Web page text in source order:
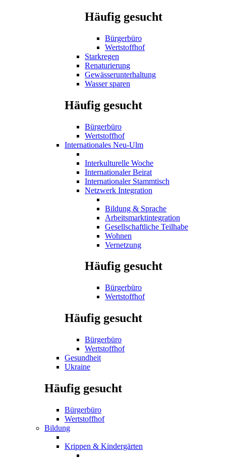
Häufig gesucht
Bürgerbüro
Wertstoffhof
Starkregen
Renaturierung
Gewässerunterhaltung
Wasser sparen
Häufig gesucht
Bürgerbüro
Wertstoffhof
Internationales Neu-Ulm
Interkulturelle Woche
Internationaler Beirat
Internationaler Stammtisch
Netzwerk Integration
Bildung & Sprache
Arbeitsmarktintegration
Gesellschaftliche Teilhabe
Wohnen
Vernetzung
Häufig gesucht
Bürgerbüro
Wertstoffhof
Häufig gesucht
Bürgerbüro
Wertstoffhof
Gesundheit
Ukraine
Häufig gesucht
Bürgerbüro
Wertstoffhof
Bildung
Krippen & Kindergärten